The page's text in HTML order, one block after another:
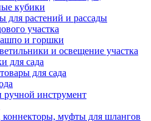
кубики
для растений и рассады
участка
и горшки
и освещение участка
для сада
для сада
инструмент
муфты для шлангов